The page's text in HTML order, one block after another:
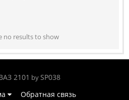
no results to show
2101 by SP038
Обратная связь